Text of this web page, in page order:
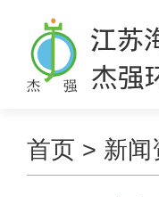
首页 > 新闻